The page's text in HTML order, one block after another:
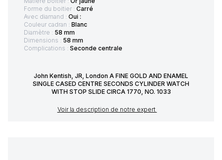
Forme du boitier : Carré
Avec diamand : Oui :
Couleur cadran : Blanc
Diamètre : 58 mm
Dimensions : 58 mm
Complications : Seconde centrale
John Kentish, JR, London A FINE GOLD AND ENAMEL
SINGLE CASED CENTRE SECONDS CYLINDER WATCH
WITH STOP SLIDE CIRCA 1770, NO. 1033
Voir la description de notre expert